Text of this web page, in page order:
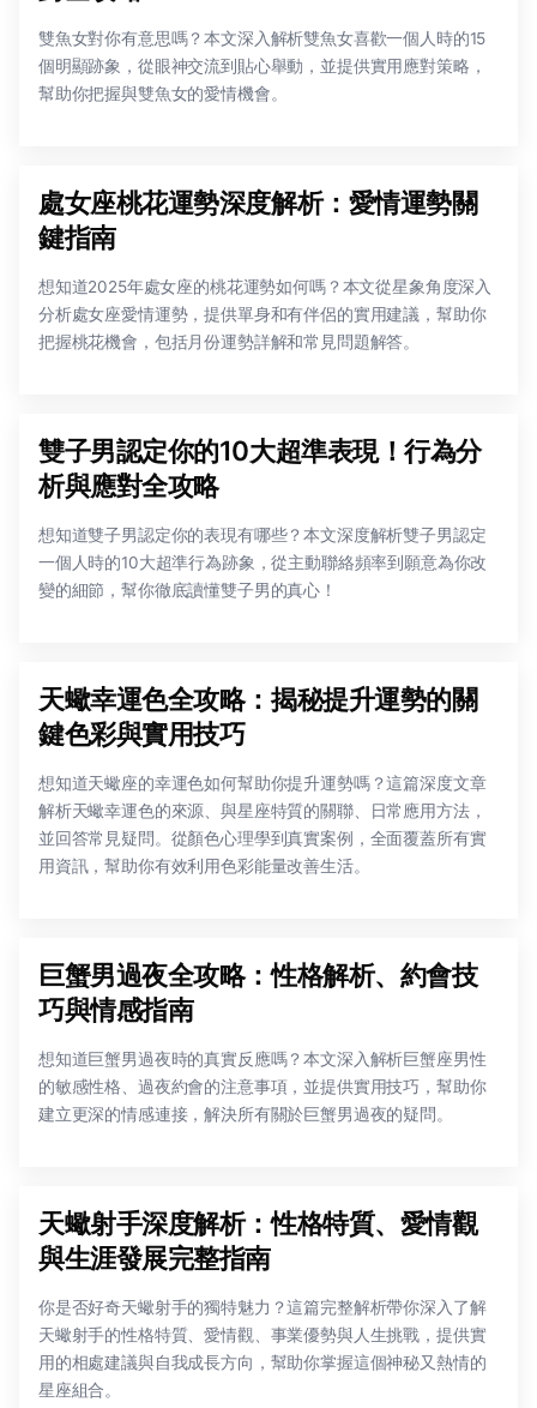
雙魚女對你有意思嗎？本文深入解析雙魚女喜歡一個人時的15
個明顯跡象，從眼神交流到貼心舉動，並提供實用應對策略，
幫助你把握與雙魚女的愛情機會。
處女座桃花運勢深度解析：愛情運勢關
鍵指南
想知道2025年處女座的桃花運勢如何嗎？本文從星象角度深入
分析處女座愛情運勢，提供單身和有伴侶的實用建議，幫助你
把握桃花機會，包括月份運勢詳解和常見問題解答。
雙子男認定你的10大超準表現！行為分
析與應對全攻略
想知道雙子男認定你的表現有哪些？本文深度解析雙子男認定
一個人時的10大超準行為跡象，從主動聯絡頻率到願意為你改
變的細節，幫你徹底讀懂雙子男的真心！
天蠍幸運色全攻略：揭秘提升運勢的關
鍵色彩與實用技巧
想知道天蠍座的幸運色如何幫助你提升運勢嗎？這篇深度文章
解析天蠍幸運色的來源、與星座特質的關聯、日常應用方法，
並回答常見疑問。從顏色心理學到真實案例，全面覆蓋所有實
用資訊，幫助你有效利用色彩能量改善生活。
巨蟹男過夜全攻略：性格解析、約會技
巧與情感指南
想知道巨蟹男過夜時的真實反應嗎？本文深入解析巨蟹座男性
的敏感性格、過夜約會的注意事項，並提供實用技巧，幫助你
建立更深的情感連接，解決所有關於巨蟹男過夜的疑問。
天蠍射手深度解析：性格特質、愛情觀
與生涯發展完整指南
你是否好奇天蠍射手的獨特魅力？這篇完整解析帶你深入了解
天蠍射手的性格特質、愛情觀、事業優勢與人生挑戰，提供實
用的相處建議與自我成長方向，幫助你掌握這個神秘又熱情的
星座組合。